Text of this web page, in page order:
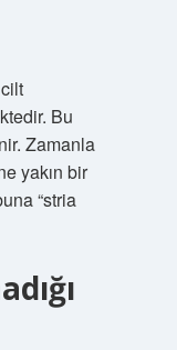
Bu
Zamanla
yakın bir
“stria